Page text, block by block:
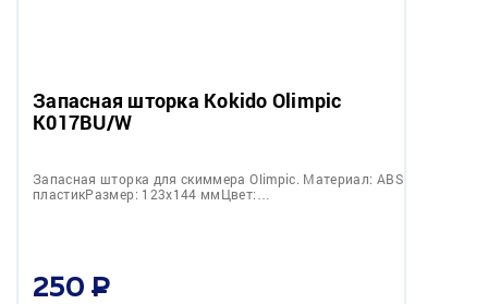
Запасная шторка Kokido Olimpic
K017BU/W
Запасная шторка для скиммера Olimpic. Материал: ABS
пластикРазмер: 123х144 ммЦвет:…
250